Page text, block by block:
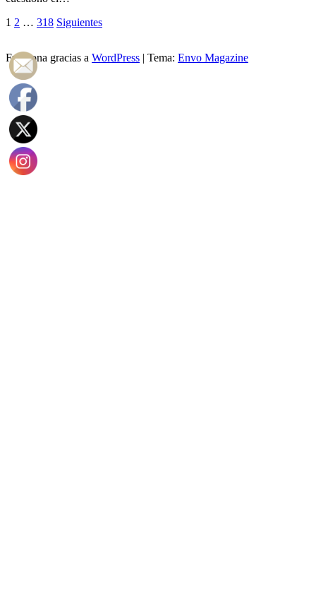
Paginación
entradas
1 2 … 318 Siguientes
Funciona gracias a WordPress | Tema: Envo Magazine